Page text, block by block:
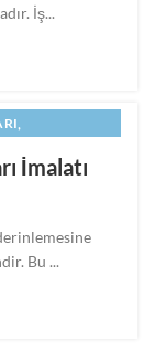
İş...
,
FIRÇA,
İmalatı
Bu ...